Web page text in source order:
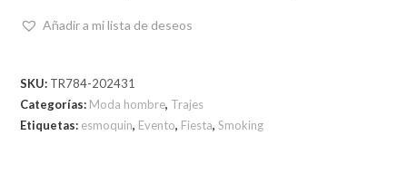
Añadir a mi lista de deseos
SKU: TR784-202431
Categorías: Moda hombre, Trajes
Etiquetas: esmoquin, Evento, Fiesta,Smoking